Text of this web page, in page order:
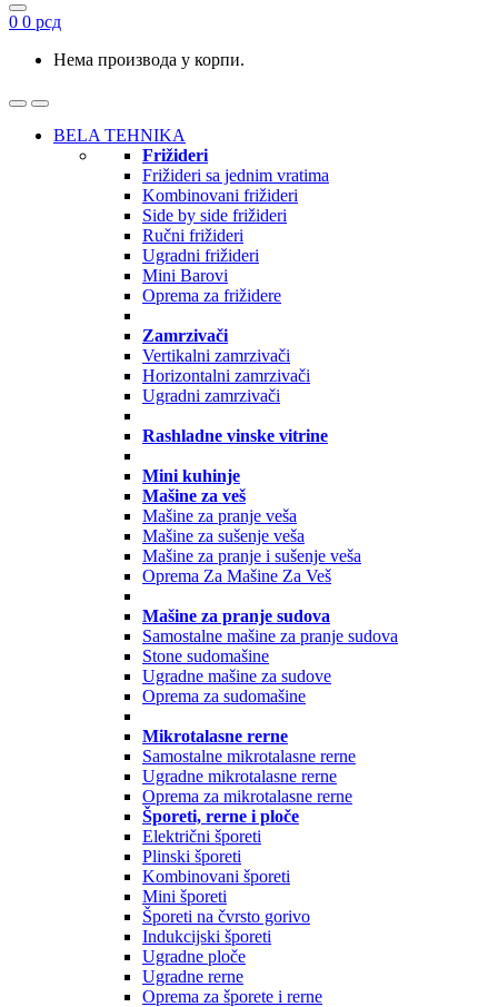
0 0 рсд
Нема производа у корпи.
BELA TEHNIKA
Frižideri
Frižideri sa jednim vratima
Kombinovani frižideri
Side by side frižideri
Ručni frižideri
Ugradni frižideri
Mini Barovi
Oprema za frižidere
Zamrzivači
Vertikalni zamrzivači
Horizontalni zamrzivači
Ugradni zamrzivači
Rashladne vinske vitrine
Mini kuhinje
Mašine za veš
Mašine za pranje veša
Mašine za sušenje veša
Mašine za pranje i sušenje veša
Oprema Za Mašine Za Veš
Mašine za pranje sudova
Samostalne mašine za pranje sudova
Stone sudomašine
Ugradne mašine za sudove
Oprema za sudomašine
Mikrotalasne rerne
Samostalne mikrotalasne rerne
Ugradne mikrotalasne rerne
Oprema za mikrotalasne rerne
Šporeti, rerne i ploče
Električni šporeti
Plinski šporeti
Kombinovani šporeti
Mini šporeti
Šporeti na čvrsto gorivo
Indukcijski šporeti
Ugradne ploče
Ugradne rerne
Oprema za šporete i rerne